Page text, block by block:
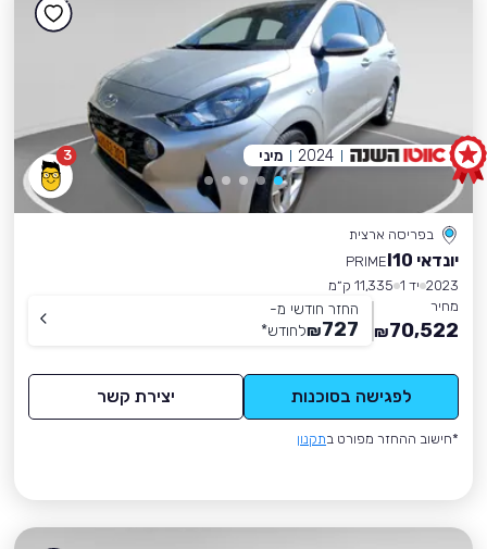
3
בפריסה ארצית
יונדאי I10
PRIME
2023 יד 1
11,335 ק״מ
מחיר
70,522
₪
החזר חודשי מ-
727
₪לחודש*
לפגישה בסוכנות יצירת קשר
*חישוב ההחזר מפורט בתקנון
2024 מיני